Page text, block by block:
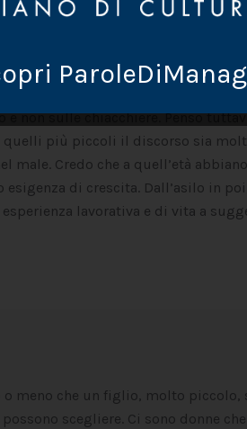
che trasmettere ai figli la passione
non sulle chiacchiere. Penso
più piccoli il discorso sia
Credo che a quell’età
di crescita. Dall’asilo in
lavorativa e di vita a
meno che un figlio, molto piccolo,
scegliere. Ci sono donne